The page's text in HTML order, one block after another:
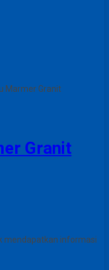
Marmer Granit
Granit
mendapatkan informasi